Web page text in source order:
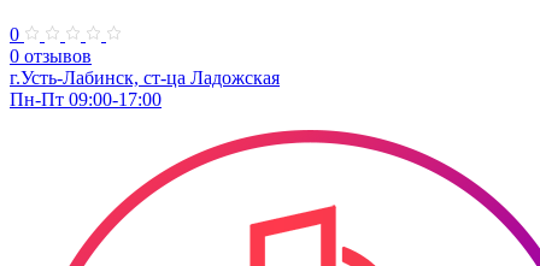
0
0 отзывов
г.Усть-Лабинск, ст-ца Ладожская
Пн-Пт 09:00-17:00